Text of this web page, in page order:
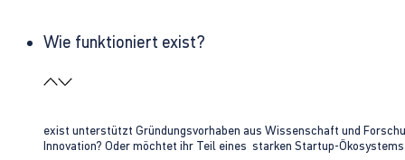
Wie funktioniert exist?
exist unterstützt Gründungsvorhaben aus Wissenschaft und
Innovation? Oder möchtet ihr Teil eines starken Startup-